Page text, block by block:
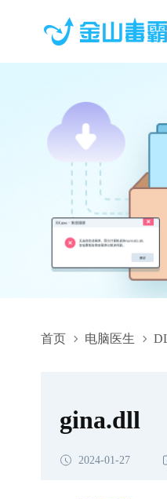
首页 电脑医生
gina.dll,gina.dll下载
gina.dll
2024-01-27